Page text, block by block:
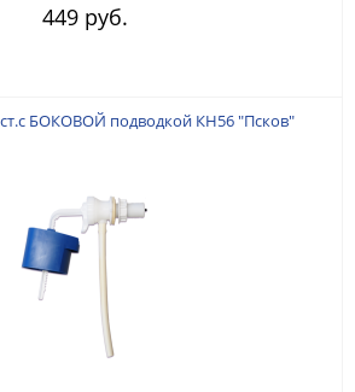
449 руб.
БОКОВОЙ подводкой КН56 "Псков"